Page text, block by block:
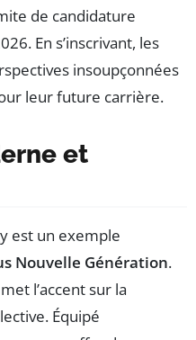
de candidature
En s’inscrivant, les
insoupçonnées
leur future carrière.
et
est un exemple
Nouvelle Génération.
l’accent sur la
Équipé